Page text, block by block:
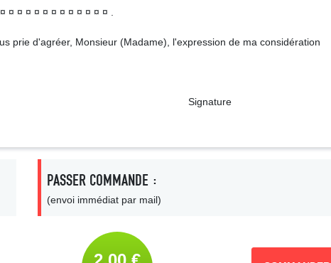
¤ ¤ ¤ ¤ ¤ ¤ ¤ ¤ ¤ ¤ ¤ ¤ .
prie d'agréer, Monsieur (Madame), l'expression de ma considération
PASSER COMMANDE :
(envoi immédiat par mail)